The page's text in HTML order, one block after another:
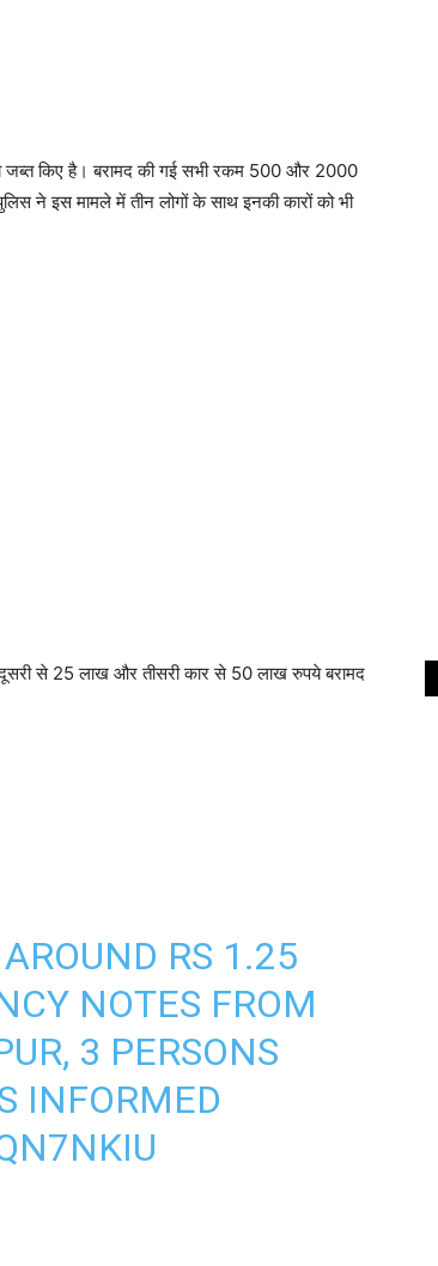
जब्त किए है। बरामद की गई सभी रकम 500 और 2000
ने इस मामले में तीन लोगों के साथ इनकी कारों को भी
से 25 लाख और तीसरी कार से 50 लाख रुपये बरामद
RS 1.25
NOTES FROM
3 PERSONS
INFORMED